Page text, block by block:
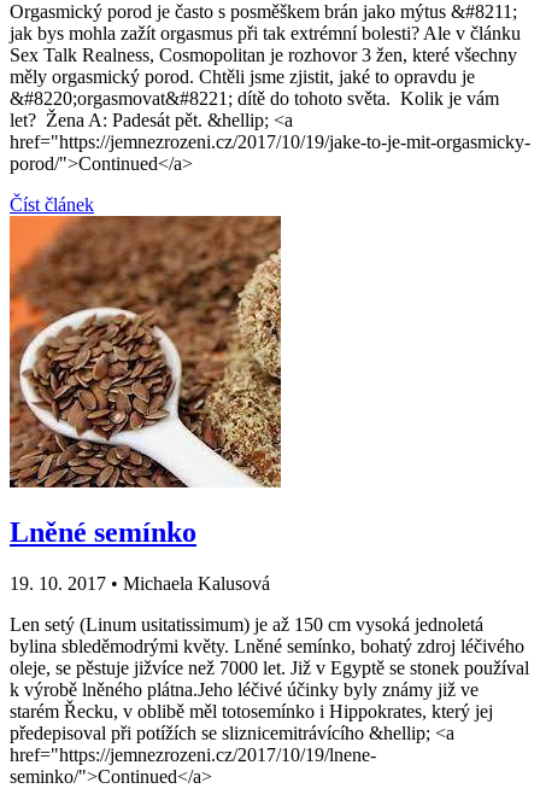
Orgasmický porod je často s posměškem brán jako mýtus &#8211;
jak bys mohla zažít orgasmus při tak extrémní bolesti? Ale v článku
Sex Talk Realness, Cosmopolitan je rozhovor 3 žen, které všechny
měly orgasmický porod. Chtěli jsme zjistit, jaké to opravdu je
&#8220;orgasmovat&#8221; dítě do tohoto světa. Kolik je vám
let? Žena A: Padesát pět. &hellip; <a
href="https://jemnezrozeni.cz/2017/10/19/jake-to-je-mit-orgasmicky-
porod/">Continued</a>
Číst článek
Lněné semínko
19. 10. 2017 • Michaela Kalusová
Len setý (Linum usitatissimum) je až 150 cm vysoká jednoletá
bylina sbleděmodrými květy. Lněné semínko, bohatý zdroj léčivého
oleje, se pěstuje jižvíce než 7000 let. Již v Egyptě se stonek používal
k výrobě lněného plátna.Jeho léčivé účinky byly známy již ve
starém Řecku, v oblibě měl totosemínko i Hippokrates, který jej
předepisoval při potížích se sliznicemitrávícího &hellip; <a
href="https://jemnezrozeni.cz/2017/10/19/lnene-
seminko/">Continued</a>